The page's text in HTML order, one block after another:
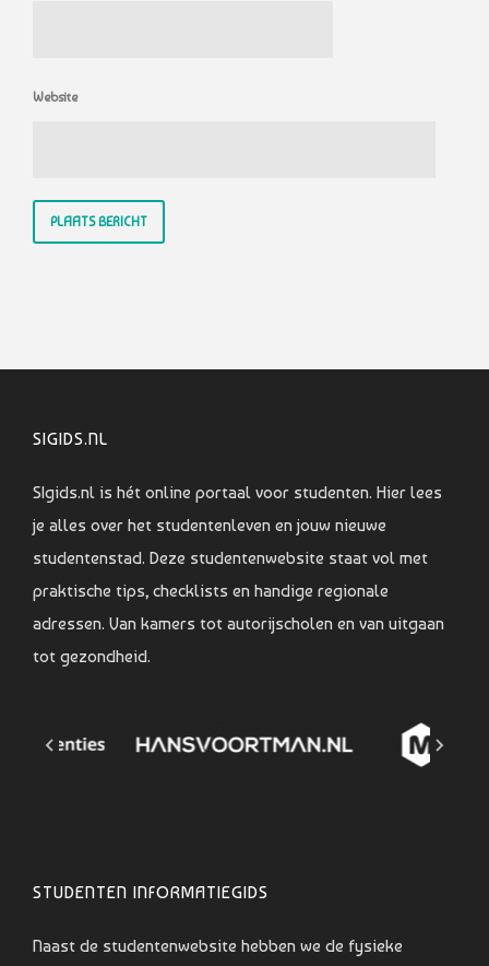
Website
SIGIDS.NL
SIgids.nl is hét online portaal voor studenten. Hier lees
je alles over het studentenleven en jouw nieuwe
studentenstad. Deze studentenwebsite staat vol met
praktische tips, checklists en handige regionale
adressen. Van kamers tot autorijscholen en van uitgaan
tot gezondheid.
STUDENTEN INFORMATIEGIDS
Naast de studentenwebsite hebben we de fysieke